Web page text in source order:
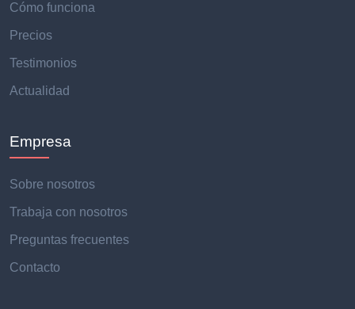
Cómo funciona
Precios
Testimonios
Actualidad
Empresa
Sobre nosotros
Trabaja con nosotros
Preguntas frecuentes
Contacto